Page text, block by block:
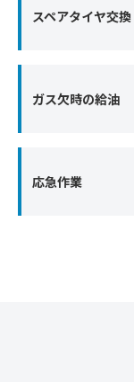
スペアタイヤ交換
ガス欠時の給油
応急作業